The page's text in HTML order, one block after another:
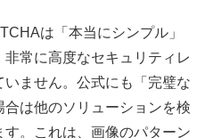
は「本当にシンプル」
常に高度なセキュリティレ
ません。公式にも「完璧な
は他のソリューションを検
。これは、画像のパターン